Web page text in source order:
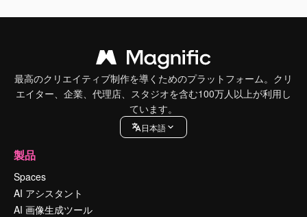
最高のクリエイティブ制作を導くためのプラットフォーム。クリ
エイター、企業、代理店、スタジオを含む100万人以上が利用し
ています。
日本語
製品
Spaces
AI アシスタント
AI 画像生成ツール